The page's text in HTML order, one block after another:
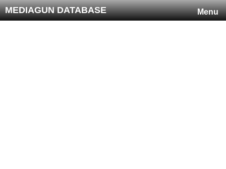
Menu
MEDIAGUN DATABASE